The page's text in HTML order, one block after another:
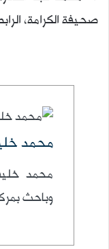
صحيفة الكرامة،
محمد
محمد
وباحث